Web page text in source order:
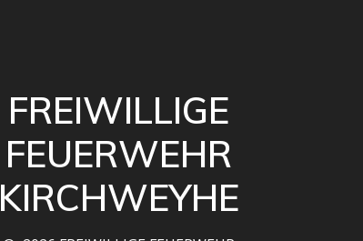
FREIWILLIGE
FEUERWEHR
KIRCHWEYHE